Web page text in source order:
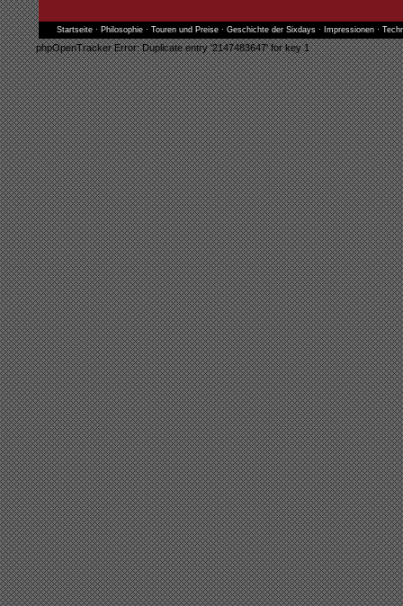
Startseite· Philosophie· Touren und Preise· Geschichte der Sixdays· Impressionen·
phpOpenTracker Error: Duplicate entry '2147483647' for key 1